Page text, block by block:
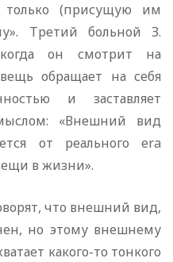
только (присущую им
Третий больной З.
он смотрит на
обращает на себя
и заставляет
«Внешний вид
от реального era
в жизни».
что внешний вид,
но этому внешнему
какого-то тонкого